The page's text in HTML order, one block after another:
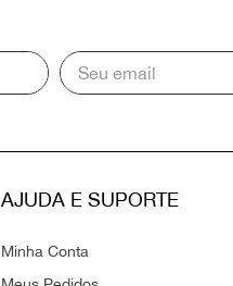
AJUDA E SUPORTE
Minha Conta